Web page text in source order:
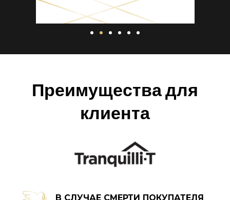
Преимущества для
клиента
В СЛУЧАЕ СМЕРТИ ПОКУПАТЕЛЯ